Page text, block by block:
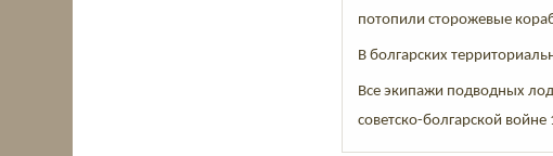
потопили сторожевые
В болгарских
Все экипажи подводных
советско-болгарской войне